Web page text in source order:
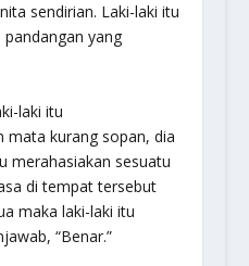
sendirian. Laki-laki itu
yang
laki itu
mata kurang sopan, dia
merahasiakan sesuatu
di tempat tersebut
maka laki-laki itu
“Benar.”